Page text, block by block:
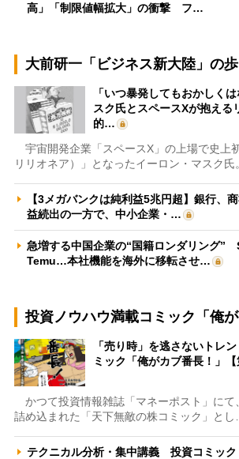
高」「制限値幅拡大」の衝撃 フ…
大前研一「ビジネス新大陸」の
「いつ暴発してもおかしく
スク氏とスペースXが抱える
的…
宇宙開発企業「スペースX」の上場で史上
リリオネア）」となったイーロン・マスク氏
【3メガバンクは純利益5兆円超】銀行、
益続出の一方で、中小企業・…
急増する中国企業の“国籍ロンダリング”
Temu…本社機能を海外に移転させ…
投資ノウハウ満載コミック「俺が
「売り時」を逃さないトレ
ミック「俺がカブ番長！」【
かつて投資情報雑誌「マネーポスト」にて
詰め込まれた「天下無敵の株コミック」とし…
テクニカル分析・集中講義 投資コミック